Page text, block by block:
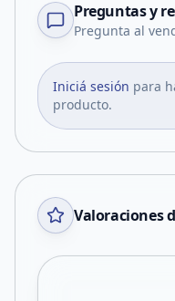
Preguntas y
Pregunta al
Iniciá sesión para
producto.
Valoraciones